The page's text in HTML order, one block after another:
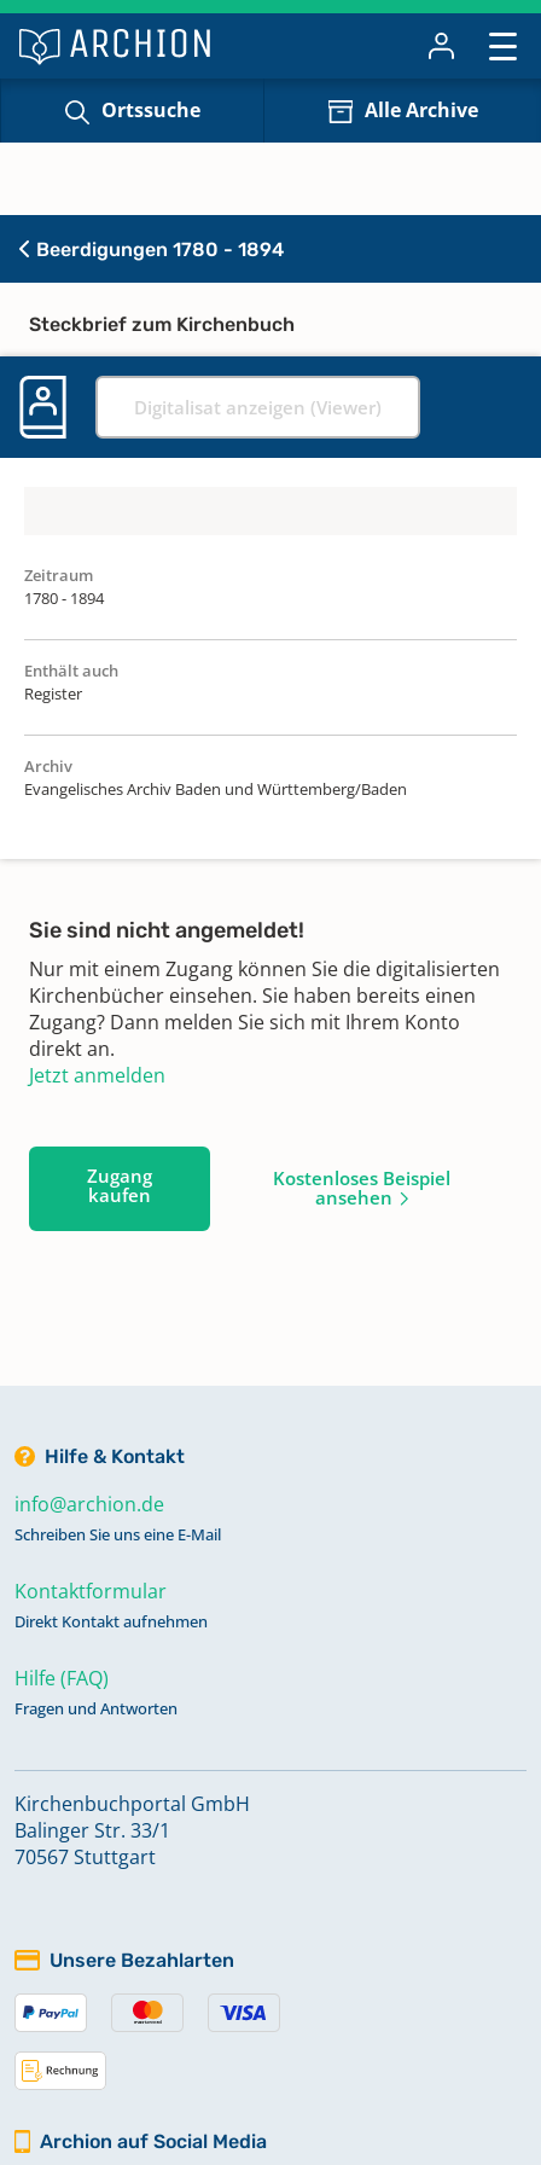
Ortssuche Alle Archive
Beerdigungen 1780 - 1894
Steckbrief zum Kirchenbuch
Digitalisat anzeigen (Viewer)
Zeitraum
1780 - 1894
Enthält auch
Register
Archiv
Evangelisches Archiv Baden und Württemberg/Baden
Sie sind nicht angemeldet!
Nur mit einem Zugang können Sie die digitalisierten
Kirchenbücher einsehen. Sie haben bereits einen
Zugang? Dann melden Sie sich mit Ihrem Konto
direkt an.
Jetzt anmelden
Zugang
kaufen
Kostenloses Beispiel
ansehen
Hilfe & Kontakt
info@archion.de
Schreiben Sie uns eine E-Mail
Kontaktformular
Direkt Kontakt aufnehmen
Hilfe (FAQ)
Fragen und Antworten
Kirchenbuchportal GmbH
Balinger Str. 33/1
70567 Stuttgart
Unsere Bezahlarten
Archion auf Social Media